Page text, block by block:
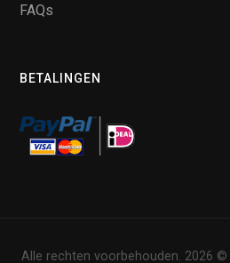
FAQs
BETALINGEN
Alle rechten voorbehouden. 2026 ©